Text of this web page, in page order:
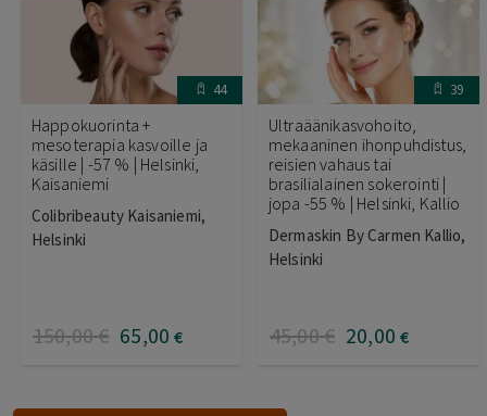
44
Happokuorinta +
mesoterapia kasvoille ja
käsille | -57 % | Helsinki,
Kaisaniemi
Colibribeauty Kaisaniemi,
Helsinki
150,00€ 65,00 €
39
Ultraäänikasvohoito,
mekaaninen ihonpuhdistus,
reisien vahaus tai
brasilialainen sokerointi |
jopa -55 % | Helsinki, Kallio
Dermaskin By Carmen Kallio,
Helsinki
45,00€ 20,00 €